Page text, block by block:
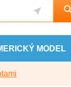
MODEL